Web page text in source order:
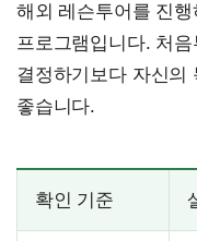
해외 레슨투어를 진
프로그램입니다. 처
결정하기보다 자신의
좋습니다.
확인 기준